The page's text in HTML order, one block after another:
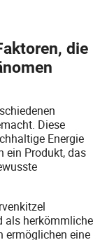
die
Diese
Energie
ein Produkt, das
als herkömmliche
ermöglichen eine